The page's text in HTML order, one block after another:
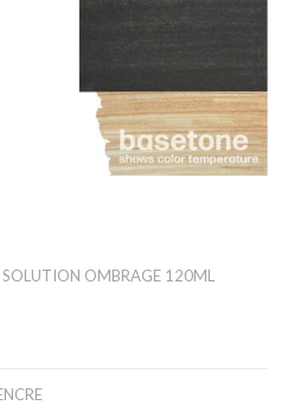
OMBRAGE 120ML